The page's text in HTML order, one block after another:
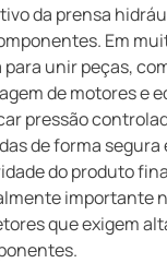
da prensa
Em
unir peças,
de motores e
pressão
de forma
do produto
importante
que exigem